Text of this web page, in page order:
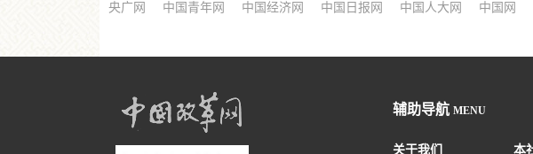
央广网
中国青年网 中国经济网 中国日报网 中国人大网 中国网
辅助导航 MENU
关于我们 本